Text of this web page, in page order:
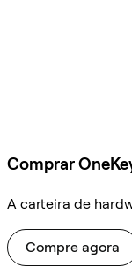
Comprar
A carteira de
Compre agora